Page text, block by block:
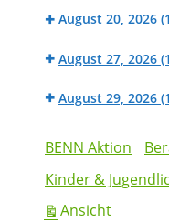
(HaM
der
(HaM
August 20, 2026
der
(HaM
August 27, 2026
der
(HaM
August 29, 2026
auf
Mierendorff-
INSEL
Kategorien
BENN Aktion
Kinder &
Ansicht